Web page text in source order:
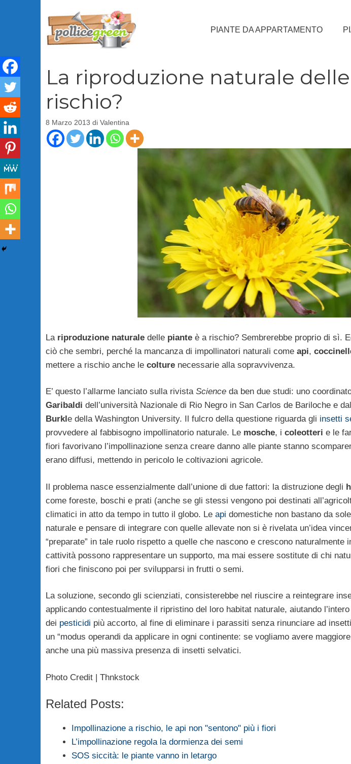
PIANTE DA APPARTAMENTO
La riproduzione naturale
rischio?
8 Marzo 2013 di Valentina
La riproduzione naturaledellepianteè a rischio? Sembrerebbe proprio di sì.
ciò che sembri, perché la mancanza di impollinatori naturali come api,
mettere a rischio anche le colturenecessarie alla sopravvivenza.
E’ questo l’allarme lanciato sulla rivista Scienceda ben due studi: uno
Garibaldi dell’università Nazionale di Rio Negro in San Carlos de Bariloche e
Burkl e della Washington University. Il fulcro della questione riguarda gli insetti
provvedere al fabbisogno impollinatorio naturale. Le mosche, i coleotteri e le
fiori favorivano l’impollinazione senza creare danno alle piante stanno
erano diffusi, mettendo in pericolo le coltivazioni agricole.
Il problema nasce essenzialmente dall’unione di due fattori: la distruzione degli
come foreste, boschi e prati (anche se gli stessi vengono poi destinati
climatici in atto da tempo in tutto il globo. Le api domestiche non bastano da
naturale e pensare di integrare con quelle allevate non si è rivelata un’idea
“preparate” in tale ruolo rispetto a quelle che nascono e crescono naturalmente
cattività possono rappresentare un supporto, ma mai essere sostitute di chi
fiori che finiscono poi per svilupparsi in frutti o semi.
La soluzione, secondo gli scienziati, consisterebbe nel riuscire a reintegrare
applicando contestualmente il ripristino del loro habitat naturale, aiutando
dei pesticidi più accorto, al fine di eliminare i parassiti senza rinunciare ad
un “modus operandi da applicare in ogni continente: se vogliamo avere
anche una più massiva presenza di insetti selvatici.
Photo Credit | Thnkstock
Related Posts:
Impollinazione a rischio, le api non "sentono" più i fiori
L’impollinazione regola la dormienza dei semi
SOS siccità: le piante vanno in letargo